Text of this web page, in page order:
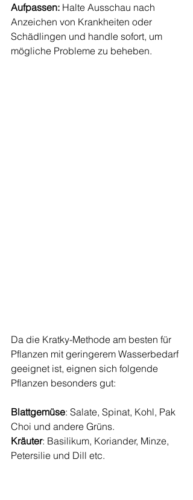
Aufpassen: Halte Ausschau nach
Anzeichen von Krankheiten oder
Schädlingen und handle sofort, um
mögliche Probleme zu beheben.
Da die Kratky-Methode am besten für
Pflanzen mit geringerem Wasserbedarf
geeignet ist, eignen sich folgende
Pflanzen besonders gut:
Blattgemüse: Salate, Spinat, Kohl, Pak
Choi und andere Grüns.
Kräuter: Basilikum, Koriander, Minze,
Petersilie und Dill etc.